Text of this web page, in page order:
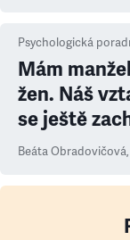
Psychologická
Mám
žen. Náš
se ještě
Beáta Obradovičová,